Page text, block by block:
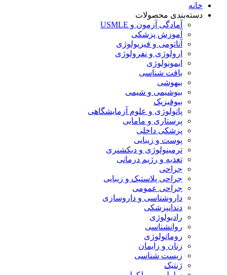
خانه
دسته‌بندی محصولات
آمادگی آزمون و USMLE
آموزش پزشکی
آناتومی و فیزیولوژی
ارولوژی و نفرولوژی
ایمونولوژی
بافت شناسی
بیهوشی
بیوشیمی و شیمی
بیوفیزیک
پاتولوژی و علوم آزمایشگاهی
پرستاری و مامایی
پزشکی داخلی
پوست و زیبایی
ترمینولوژی و دیکشنری
تغذیه و رژیم درمانی
جراحی
جراحی پلاستیک و زیبایی
جراحی عمومی
داروشناسی و داروسازی
دندانپزشکی
رادیولوژی
روانشناسی
روماتولوژی
زنان و زایمان
زیست شناسی
ژنتیک